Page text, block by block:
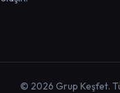
© 2026 Grup Keşfet.